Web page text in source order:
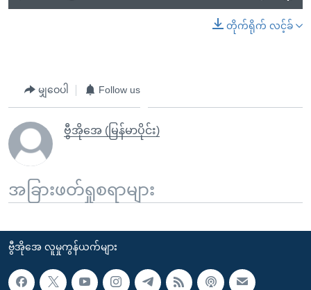
တိုက်ရိုက် လင့်ခ်
မျှဝေပါ Follow us
ဗွီအိုအေ (မြန်မာပိုင်း)
အခြားဖတ်ရှုစရာများ
ဗွီအိုအေ လူမှုကွန်ယက်များ